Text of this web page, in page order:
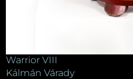
Warrior VIII
Kálmán Várady